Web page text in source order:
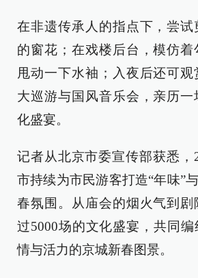
在非遗传承人的指点下，尝试
的窗花；在戏楼后台，模仿着
甩动一下水袖；入夜后还可
大巡游与国风音乐会，亲历
化盛宴。
记者从北京市委宣传部获悉，
市持续为市民游客打造“年味”
春氛围。从庙会的烟火气到剧
过5000场的文化盛宴，共同
情与活力的京城新春图景。